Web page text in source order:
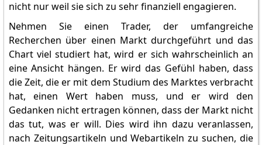
nicht nur weil sie sich zu sehr finanziell engagieren.
Nehmen Sie einen Trader, der umfangreiche
Recherchen über einen Markt durchgeführt und das
Chart viel studiert hat, wird er sich wahrscheinlich an
eine Ansicht hängen. Er wird das Gefühl haben, dass
die Zeit, die er mit dem Studium des Marktes verbracht
hat, einen Wert haben muss, und er wird den
Gedanken nicht ertragen können, dass der Markt nicht
das tut, was er will. Dies wird ihn dazu veranlassen,
nach Zeitungsartikeln und Webartikeln zu suchen, die